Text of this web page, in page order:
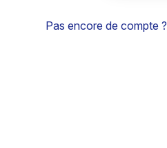
Pas encore de compte ?